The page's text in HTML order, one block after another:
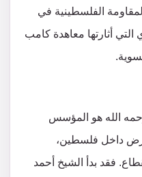
الفلسطينية في
أثارتها معاهدة كامب
الله هو المؤسس
داخل فلسطين،
فقد بدأ الشيخ أحمد